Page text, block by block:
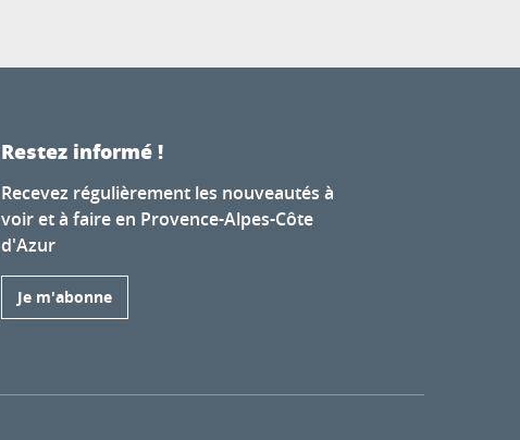
Restez informé !
Recevez régulièrement les nouveautés à
voir et à faire en Provence-Alpes-Côte
d'Azur
Je m'abonne